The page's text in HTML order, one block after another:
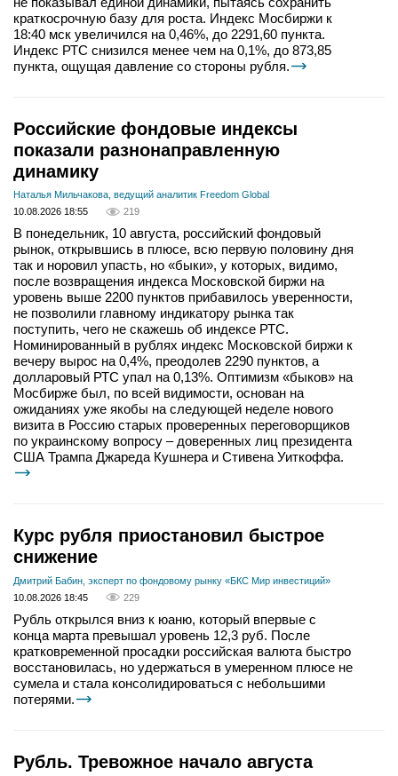
краткосрочную базу для роста. Индекс Мосбиржи к
18:40 мск увеличился на 0,46%, до 2291,60 пункта.
Индекс РТС снизился менее чем на 0,1%, до 873,85
пункта, ощущая давление со стороны рубля.
Российские фондовые индексы
показали разнонаправленную
динамику
Наталья Мильчакова, ведущий аналитик Freedom Global
10.08.2026 18:55
219
В понедельник, 10 августа, российский фондовый
рынок, открывшись в плюсе, всю первую половину дня
так и норовил упасть, но «быки», у которых, видимо,
после возвращения индекса Московской биржи на
уровень выше 2200 пунктов прибавилось уверенности,
не позволили главному индикатору рынка так
поступить, чего не скажешь об индексе РТС.
Номинированный в рублях индекс Московской биржи к
вечеру вырос на 0,4%, преодолев 2290 пунктов, а
долларовый РТС упал на 0,13%. Оптимизм «быков» на
Мосбирже был, по всей видимости, основан на
ожиданиях уже якобы на следующей неделе нового
визита в Россию старых проверенных переговорщиков
по украинскому вопросу – доверенных лиц президента
США Трампа Джареда Кушнера и Стивена Уиткоффа.
Курс рубля приостановил быстрое
снижение
Дмитрий Бабин, эксперт по фондовому рынку «БКС Мир инвестиций»
10.08.2026 18:45
229
Рубль открылся вниз к юаню, который впервые с
конца марта превышал уровень 12,3 руб. После
кратковременной просадки российская валюта быстро
восстановилась, но удержаться в умеренном плюсе не
сумела и стала консолидироваться с небольшими
потерями.
Рубль. Тревожное начало августа